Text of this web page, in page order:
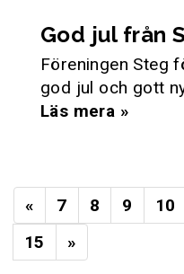
God jul från
Föreningen Steg
god jul och gott
Läs mera »
« 7 8 9 10
15
»